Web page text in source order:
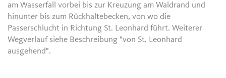
am Wasserfall vorbei bis zur Kreuzung am Waldrand und
hinunter bis zum Rückhaltebecken, von wo die
Passerschlucht in Richtung St. Leonhard führt. Weiterer
Wegverlauf siehe Beschreibung "von St. Leonhard
ausgehend".